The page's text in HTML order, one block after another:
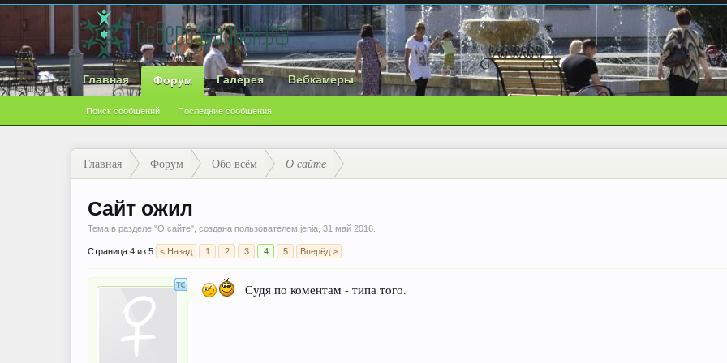
Главная Форум
Поиск сообщений Последние сообщения
Галерея Вебкамеры
Главная Форум Обо всём О сайте
Сайт ожил
Тема в разделе "О сайте", создана пользователем jenia 31 май 2016
Страница 4 из 5 < Назад 1 2 3 4 5 Вперёд >
Судя по коментам - типа того.